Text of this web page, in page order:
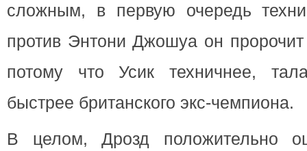
сложным, в первую очередь
против Энтони Джошуа он пророчит
потому что Усик техничнее,
быстрее британского экс-чемпиона.
В целом, Дрозд положительно